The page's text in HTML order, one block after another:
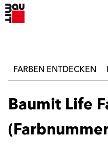
FARBEN ENTDECKEN
Baumit Life